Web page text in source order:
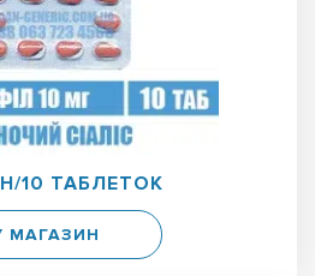
10 ТАБЛЕТОК
МАГАЗИН